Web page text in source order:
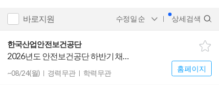
바로지원 수정일 순 상세검색
한국산업안전보건공단
2026년도 안전보건공단 하반기 채용 공고
~08/24(월) 경력무관 학력무관
홈페이지